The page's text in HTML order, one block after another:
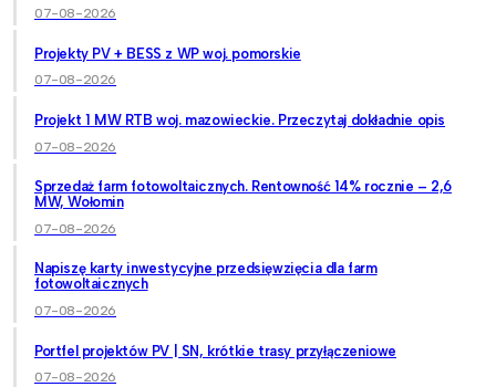
07-08-2026
Projekty PV + BESS z WP woj. pomorskie
07-08-2026
Projekt 1 MW RTB woj. mazowieckie. Przeczytaj dokładnie opis
07-08-2026
Sprzedaż farm fotowoltaicznych. Rentowność 14% rocznie – 2,6
MW, Wołomin
07-08-2026
Napiszę karty inwestycyjne przedsięwzięcia dla farm
fotowoltaicznych
07-08-2026
Portfel projektów PV | SN, krótkie trasy przyłączeniowe
07-08-2026